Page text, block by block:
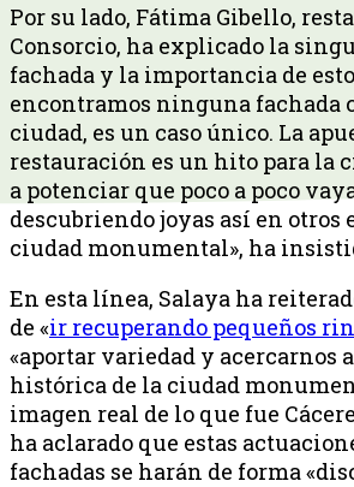
Por su lado, Fátima Gibello,
Consorcio, ha explicado la
fachada y la importancia de
encontramos ninguna fachada
ciudad, es un caso único. La
restauración es un hito para la
a potenciar que poco a poco
descubriendo joyas así en otros
ciudad monumental», ha
En esta línea, Salaya ha
de «ir recuperando pequeños
«aportar variedad y acercarnos
histórica de la ciudad
imagen real de lo que fue
ha aclarado que estas
fachadas se harán de forma